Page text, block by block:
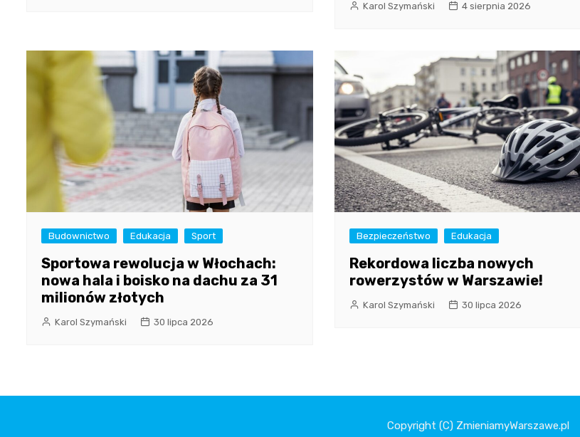
Karol Szymański 4 sierpnia 2026
Budownictwo Edukacja Sport
Sportowa rewolucja w Włochach:
nowa hala i boisko na dachu za 31
milionów złotych
Karol Szymański 30 lipca 2026
Bezpieczeństwo Edukacja
Rekordowa liczba nowych
rowerzystów w Warszawie!
Karol Szymański 30 lipca 2026
Copyright (C) ZmieniamyWarszawe.pl